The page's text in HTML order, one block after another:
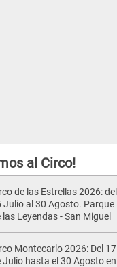
al Circo!
de las Estrellas 2026: del
Julio al 30 Agosto. Parque
las Leyendas - San Miguel
Montecarlo 2026: Del 17
Julio hasta el 30 Agosto en